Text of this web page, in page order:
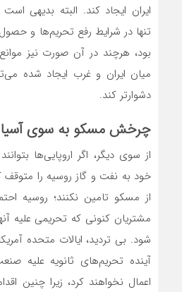
ایران ایجاد کند. البته بدیهی
تنها در شرایط رفع تحریم‌‌‌ها و
بود، هرچند در آن صورت نیز
میان ایران و غرب ایجاد شده
دشوارتر کند.
چرخش مسکو به سوی آسیا
از سوی دیگر، اگر اروپایی‌‌‌ها
خود به نفت و گاز روسیه را متوقف
از مسکو تامین نکنند؛ روسیه
مشتریان کنونی که تحریمی علیه
شود. بی تردید، ایالات متحده
آینده تحریم‌‌‌های ثانویه علیه
اعمال نخواهند کرد، زیرا چنین